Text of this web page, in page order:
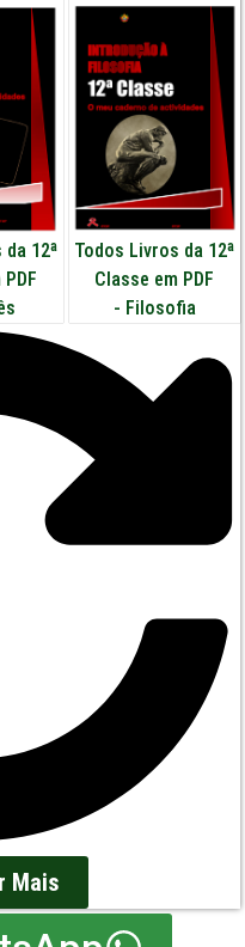
12ª
Todos Livros da 12ª
Classe em PDF
- Filosofia
Mais